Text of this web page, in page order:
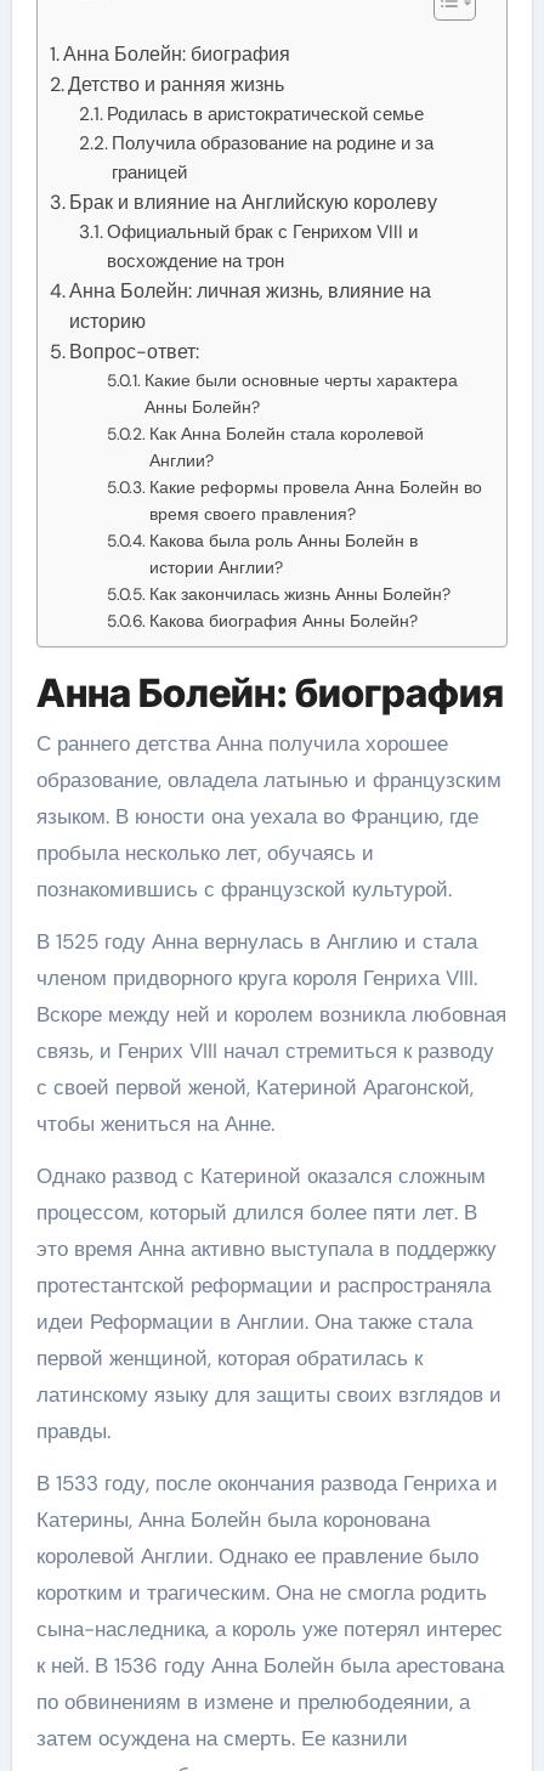
Анна Болейн: биография
Детство и ранняя жизнь
Родилась в аристократической семье
Получила образование на родине и за
границей
Брак и влияние на Английскую королеву
Официальный брак с Генрихом VIII и
восхождение на трон
Анна Болейн: личная жизнь, влияние на
историю
Вопрос-ответ:
Какие были основные черты характера
Анны Болейн?
Как Анна Болейн стала королевой
Англии?
Какие реформы провела Анна Болейн во
время своего правления?
Какова была роль Анны Болейн в
истории Англии?
Как закончилась жизнь Анны Болейн?
Какова биография Анны Болейн?
Анна Болейн: биография
С раннего детства Анна получила хорошее
образование, овладела латынью и французским
языком. В юности она уехала во Францию, где
пробыла несколько лет, обучаясь и
познакомившись с французской культурой.
В 1525 году Анна вернулась в Англию и стала
членом придворного круга короля Генриха VIII.
Вскоре между ней и королем возникла любовная
связь, и Генрих VIII начал стремиться к разводу
с своей первой женой, Катериной Арагонской,
чтобы жениться на Анне.
Однако развод с Катериной оказался сложным
процессом, который длился более пяти лет. В
это время Анна активно выступала в поддержку
протестантской реформации и распространяла
идеи Реформации в Англии. Она также стала
первой женщиной, которая обратилась к
латинскому языку для защиты своих взглядов и
правды.
В 1533 году, после окончания развода Генриха и
Катерины, Анна Болейн была коронована
королевой Англии. Однако ее правление было
коротким и трагическим. Она не смогла родить
сына-наследника, а король уже потерял интерес
к ней. В 1536 году Анна Болейн была арестована
по обвинениям в измене и прелюбодеянии, а
затем осуждена на смерть. Ее казнили